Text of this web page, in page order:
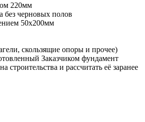
220мм
без черновых полов
50х200мм
скользящие опоры и прочее)
Заказчиком фундамент
строительства и рассчитать её заранее